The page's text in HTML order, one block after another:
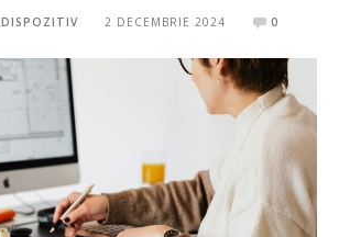
DISPOZITIV 2 DECEMBRIE 2024 0